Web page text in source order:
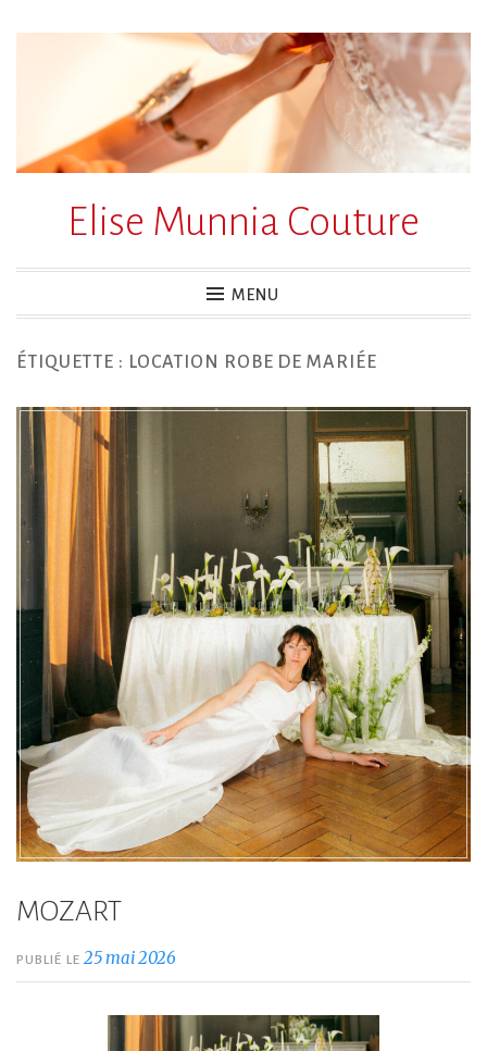
Elise Munnia Couture
MENU
ÉTIQUETTE : LOCATION ROBE DE MARIÉE
MOZART
PUBLIÉ LE 25 mai 2026